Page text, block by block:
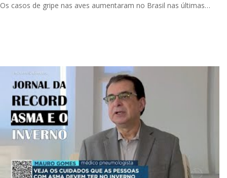
Os casos de gripe nas aves aumentaram no Brasil nas últimas